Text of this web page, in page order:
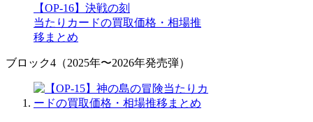
【OP-16】決戦の刻
当たりカードの買取価格・相場推
移まとめ
ブロック4（2025年〜2026年発売弾）